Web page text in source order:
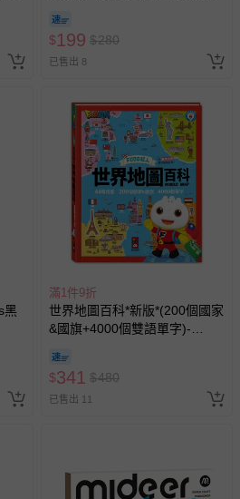
可於訂單個人資料內的查詢訂單內，
常流程檢查是否完好，若商品遇瑕疵
品訂購與資訊、購物流程、付款方
使用、退貨及商品運送方式等有疑
客服中心
。
同步代購，遇缺貨即會通知媽咪並協
」等錯誤原因，導致無法安排出貨，
知訂單取消事宜，並將提供適當補
$199 $280
已售出 8
黑
滿1件9折
世界地圖百科*新版*(200個國家
&國旗+4000個雙語單字)-
$341 $480
已售出 11